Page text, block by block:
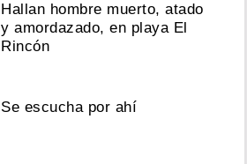
Hallan hombre muerto, atado
y amordazado, en playa El
Rincón
Se escucha por ahí